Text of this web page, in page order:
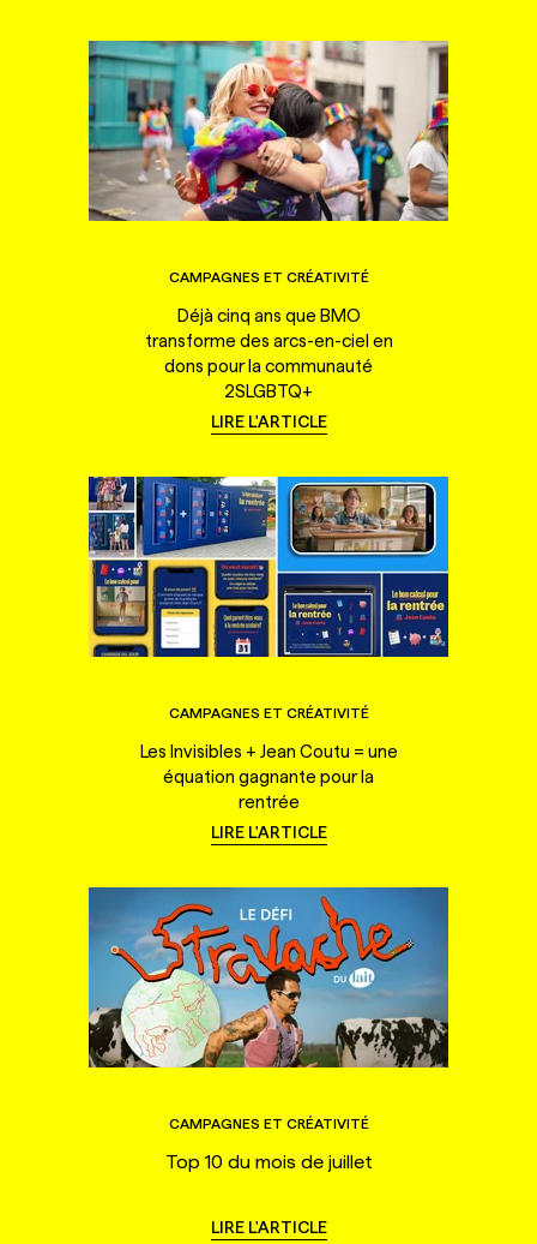
CAMPAGNES ET CRÉATIVITÉ
Déjà cinq ans que BMO
transforme des arcs-en-ciel en
dons pour la communauté
2SLGBTQ+
LIRE L'ARTICLE
CAMPAGNES ET CRÉATIVITÉ
Les Invisibles + Jean Coutu = une
équation gagnante pour la
rentrée
LIRE L'ARTICLE
CAMPAGNES ET CRÉATIVITÉ
Top 10 du mois de juillet
LIRE L'ARTICLE